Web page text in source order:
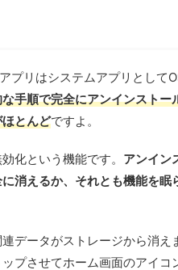
プリはシステムアプリとして
手順で完全にアンインストー
とんどですよ。
化という機能です。 アンイン
消えるか、それとも機能を眠
データがストレージから消え
プさせてホーム画面のアイコ